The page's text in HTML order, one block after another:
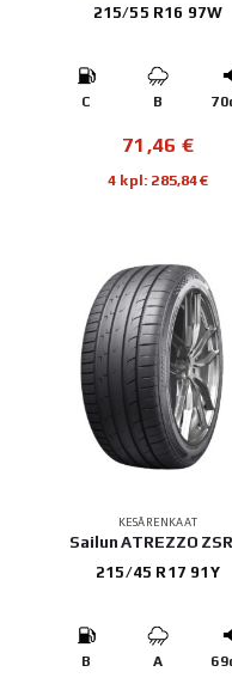
215/55 R16 97W
C B
71,46 €
4 kpl: 285,84€
KESÄRENKAAT
Sailun ATREZZO
215/45 R17 91Y
B A